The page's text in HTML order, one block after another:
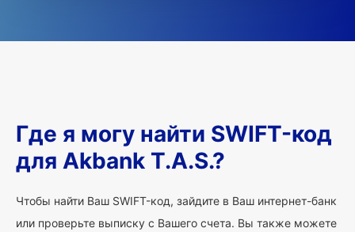
Где я могу найти SWIFT-код
для Akbank T.A.S.?
Чтобы найти Ваш SWIFT-код, зайдите в Ваш интернет-банк
или проверьте выписку с Вашего счета. Вы также можете